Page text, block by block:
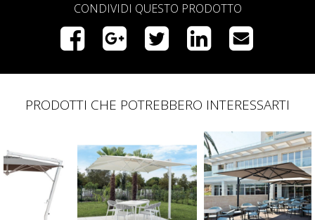
CONDIVIDI QUESTO PRODOTTO
PRODOTTI CHE POTREBBERO INTERESSARTI